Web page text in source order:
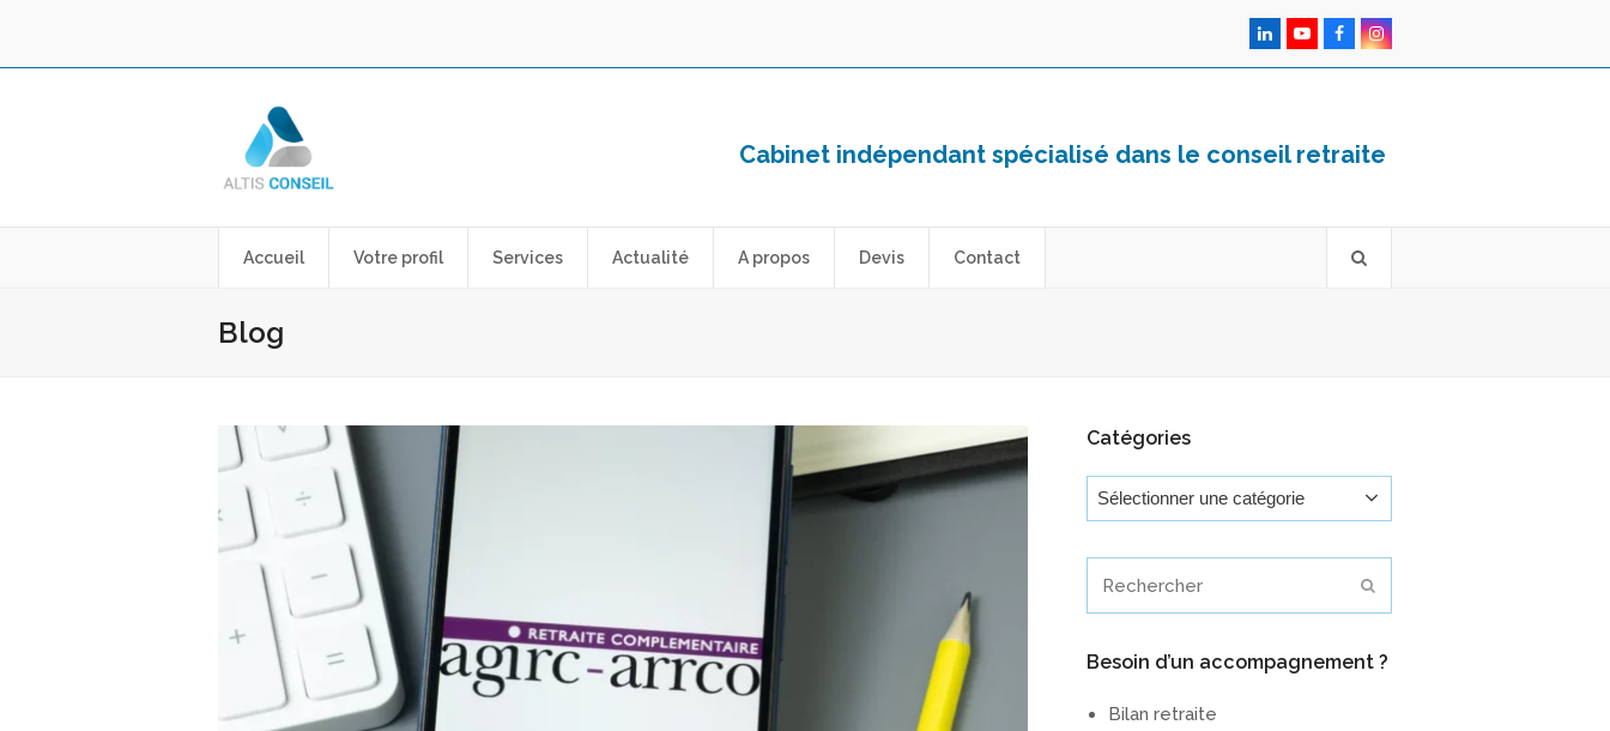
LinkedInYouTubeFacebookInstagram
Cabinet indépendant spécialisé dans le conseil retraite
Accueil Votre profil Services Actualité A propos Devis Contact
Blog
Catégories
Catégories
Besoin d’un accompagnement ?
Bilan retraite